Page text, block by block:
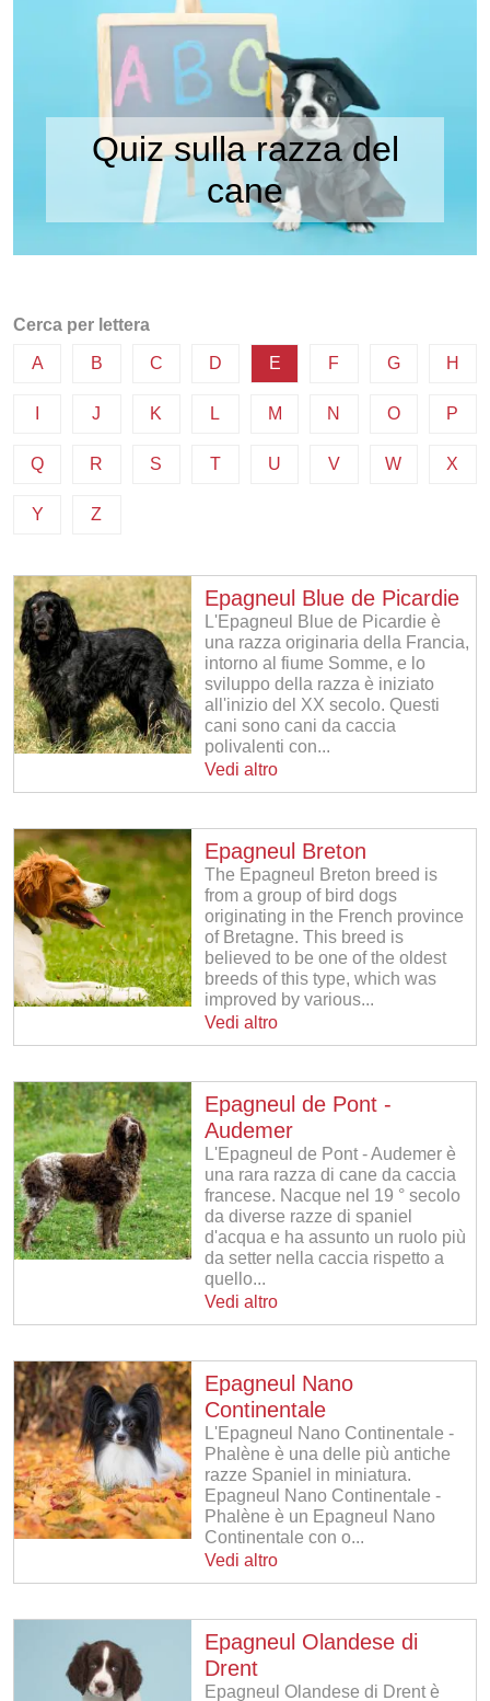
Quiz sulla razza del
cane
Cerca per lettera
A B C D E F G H
J K L M N O P
Q R S T U V W X
Y Z
Epagneul Blue de Picardie
L'Epagneul Blue de Picardie è
una razza originaria della Francia,
intorno al fiume Somme, e lo
sviluppo della razza è iniziato
all'inizio del XX secolo. Questi
cani sono cani da caccia
polivalenti con...
Vedi altro
Epagneul Breton
The Epagneul Breton breed is
from a group of bird dogs
originating in the French province
of Bretagne. This breed is
believed to be one of the oldest
breeds of this type, which was
improved by various...
Vedi altro
Epagneul de Pont -
Audemer
L'Epagneul de Pont - Audemer è
una rara razza di cane da caccia
francese. Nacque nel 19 ° secolo
da diverse razze di spaniel
d'acqua e ha assunto un ruolo più
da setter nella caccia rispetto a
quello...
Vedi altro
Epagneul Nano
Continentale
L'Epagneul Nano Continentale -
Phalène è una delle più antiche
razze Spaniel in miniatura.
Epagneul Nano Continentale -
Phalène è un Epagneul Nano
Continentale con o...
Vedi altro
Epagneul Olandese di
Drent
Epagneul Olandese di Drent è